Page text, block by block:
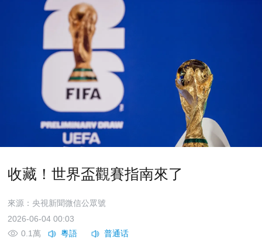
收藏！世界盃觀賽指南來了
來源：央視新聞微信公眾號
2026-06-04 00:03
0.1萬